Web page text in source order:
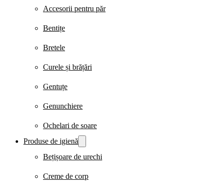
Accesorii pentru păr
Bentițe
Bretele
Curele și brățări
Gentuțe
Genunchiere
Ochelari de soare
Produse de igienă
Bețișoare de urechi
Creme de corp